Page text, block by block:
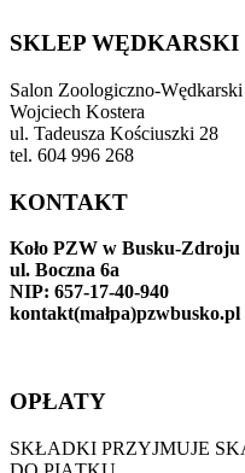
SKLEP WĘDKARSKI
Salon Zoologiczno-
Wojciech Kostera
ul. Tadeusza Kościuszki 28
tel. 604 996 268
KONTAKT
Koło PZW w Busku-Zdroju
ul. Boczna 6a
NIP: 657-17-40-940
kontakt(małpa)pzwbusko.pl
OPŁATY
SKŁADKI PRZYJMUJE